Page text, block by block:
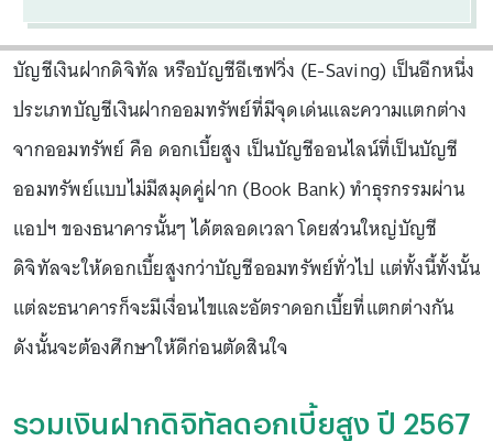
บัญชีเงินฝากดิจิทัล หรือบัญชีอีเซฟวิ่ง (E-Saving) เป็นอีกหนึ่ง
ประเภทบัญชีเงินฝากออมทรัพย์ที่มีจุดเด่นและความแตกต่าง
จากออมทรัพย์ คือ ดอกเบี้ยสูง เป็นบัญชีออนไลน์ที่เป็นบัญชี
ออมทรัพย์แบบไม่มีสมุดคู่ฝาก (Book Bank) ทำธุรกรรมผ่าน
แอปฯ ของธนาคารนั้นๆ ได้ตลอดเวลา โดยส่วนใหญ่บัญชี
ดิจิทัลจะให้ดอกเบี้ยสูงกว่าบัญชีออมทรัพย์ทั่วไป แต่ทั้งนี้ทั้งนั้น
แต่ละธนาคารก็จะมีเงื่อนไขและอัตราดอกเบี้ยที่แตกต่างกัน
ดังนั้นจะต้องศึกษาให้ดีก่อนตัดสินใจ
รวมเงินฝากดิจิทัลดอกเบี้ยสูง ปี 2567